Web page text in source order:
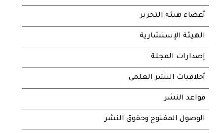
أعضاء هيئة التحرير
الهيئة الإستشارية
إصدارات المجلة
أخلاقيات النشر العلمي
قواعد النشر
الوصول المفتوح وحقوق النشر